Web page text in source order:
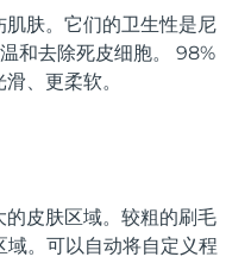
肤。它们的卫生性是尼
和去除死皮细胞。 98%
、更柔软。
皮肤区域。较粗的刷毛
域。可以自动将自定义程